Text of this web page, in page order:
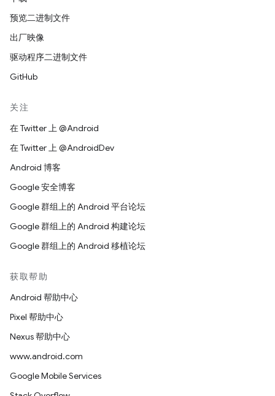
预览二进制文件
出厂映像
驱动程序二进制文件
GitHub
关注
在 Twitter 上 @Android
在 Twitter 上 @AndroidDev
Android 博客
Google 安全博客
Google 群组上的 Android 平台论坛
Google 群组上的 Android 构建论坛
Google 群组上的 Android 移植论坛
获取帮助
Android 帮助中心
Pixel 帮助中心
Nexus 帮助中心
www.android.com
Google Mobile Services